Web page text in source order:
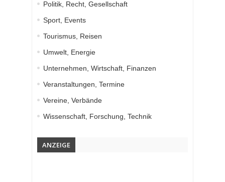
Politik, Recht, Gesellschaft
Sport, Events
Tourismus, Reisen
Umwelt, Energie
Unternehmen, Wirtschaft, Finanzen
Veranstaltungen, Termine
Vereine, Verbände
Wissenschaft, Forschung, Technik
ANZEIGE